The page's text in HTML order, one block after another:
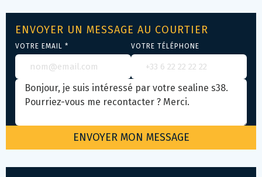
ENVOYER UN MESSAGE AU COURTIER
VOTRE EMAIL * VOTRE TÉLÉPHONE